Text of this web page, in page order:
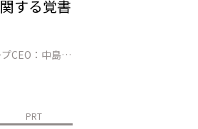
する覚書
株式会社JEPLAN（代表取締役 執行役員社長 髙尾正樹、以下、「JEPLAN」）、株式会社三井住友フィナンシャルグループ（執行役社長グループCEO：中島 達、以下、グループを総称し「SMBCグループ」）、アサヒ飲料株式会社（代表取締役社長:近藤 佳代子、以下「アサヒ飲料」）は、ケミカルリサイクル事業の拡大に向けた協力…
PRT